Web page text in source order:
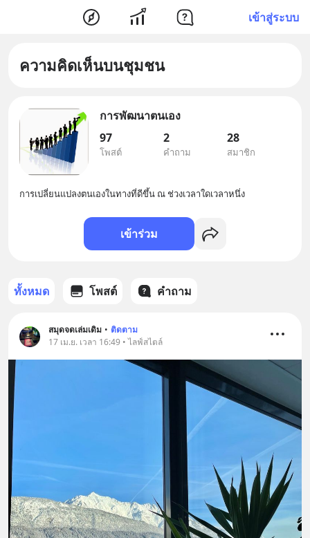
เข้าสู่ระบบ
ความคิดเห็นบนชุมชน
การพัฒนาตนเอง
97
โพสต์
2
คำถาม
28
สมาชิก
การเปลี่ยนแปลงตนเองในทางที่ดีขึ้น ณ ช่วงเวลาใดเวลาหนึ่ง
เข้าร่วม
ทั้งหมด โพสต์ คำถาม
สมุดจดเล่มเดิม • ติดตาม
17 เม.ย. เวลา 16:49 • ไลฟ์สไตล์